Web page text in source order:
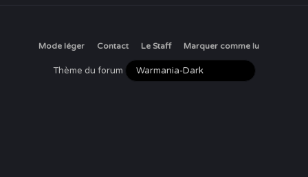
Mode léger Contact Le Staff Marquer comme lu
Thème du forum